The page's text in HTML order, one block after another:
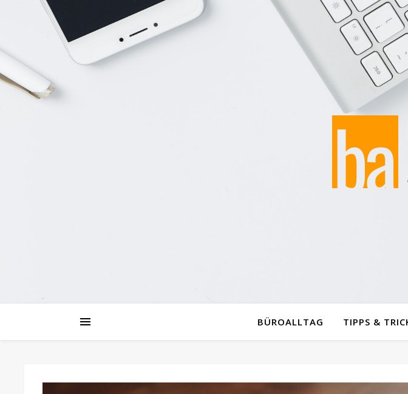
BÜROALLTAG TIPPS &